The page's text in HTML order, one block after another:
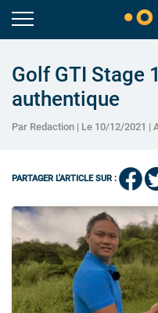
Golf GTI Stage
authentique
Par Redaction | Le 10/12/2021 |
PARTAGER L'ARTICLE SUR :